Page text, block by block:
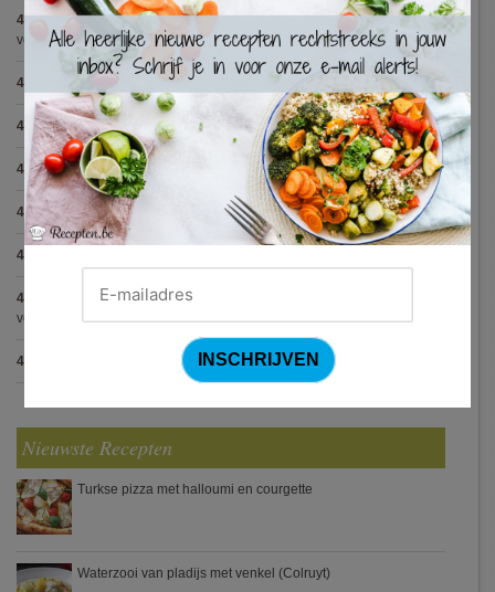
4.8:Aperitiefglaasje met gegrilde groentjes en gedroogde ham
(11
votes)
4.8 Met spinazie en mozzarella gevulde varkenshaas
4.8:Gegrilde pesto toastjes (8 votes)
4.8:Seafood chowder
4.8 :Zalmfilet op een bedje van asperges(5 votes)
4.8
4.7 Varkenshaasje met jagersaus en kroketten (Jeroen Meus)
votes)
4.7 Gestoofde kip met dragon (7 votes)
Nieuwste Recepten
Turkse pizza met halloumi en courgette
Waterzooi van pladijs met venkel (Colruyt)
×